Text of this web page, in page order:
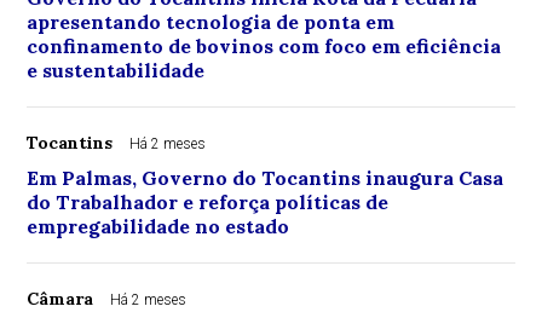
apresentando tecnologia de ponta em
confinamento de bovinos com foco em eficiência
e sustentabilidade
Tocantins Há 2 meses
Em Palmas, Governo do Tocantins inaugura Casa
do Trabalhador e reforça políticas de
empregabilidade no estado
Câmara Há 2 meses